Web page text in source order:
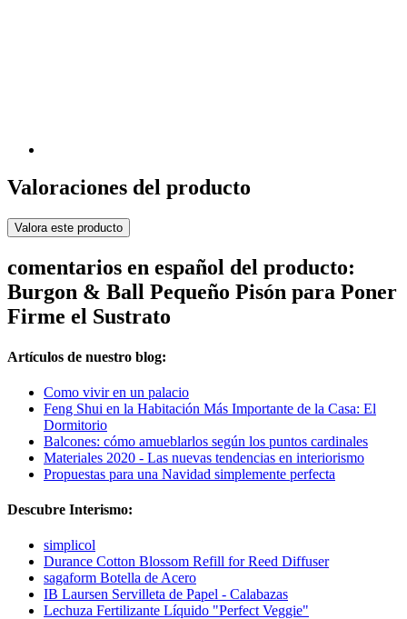
Valoraciones del producto
Valora este producto
comentarios en español del producto:
Burgon & Ball Pequeño Pisón para Poner
Firme el Sustrato
Artículos de nuestro blog:
Como vivir en un palacio
Feng Shui en la Habitación Más Importante de la Casa: El
Dormitorio
Balcones: cómo amueblarlos según los puntos cardinales
Materiales 2020 - Las nuevas tendencias en interiorismo
Propuestas para una Navidad simplemente perfecta
Descubre Interismo:
simplicol
Durance Cotton Blossom Refill for Reed Diffuser
sagaform Botella de Acero
IB Laursen Servilleta de Papel - Calabazas
Lechuza Fertilizante Líquido "Perfect Veggie"